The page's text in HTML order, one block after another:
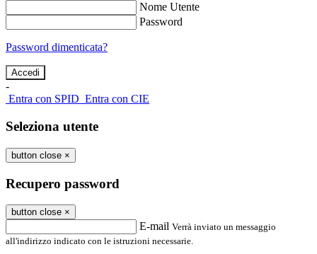
Nome Utente
Password
Password dimenticata?
-
Entra con SPID Entra con CIE
Seleziona utente
button close ×
Recupero password
button close ×
E-mail Verrà inviato un messaggio
all'indirizzo indicato con le istruzioni necessarie.